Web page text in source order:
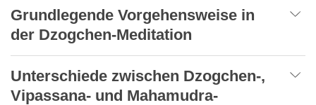
Grundlegende Vorgehensweise in
der Dzogchen-Meditation
Unterschiede zwischen Dzogchen-,
Vipassana- und Mahamudra-